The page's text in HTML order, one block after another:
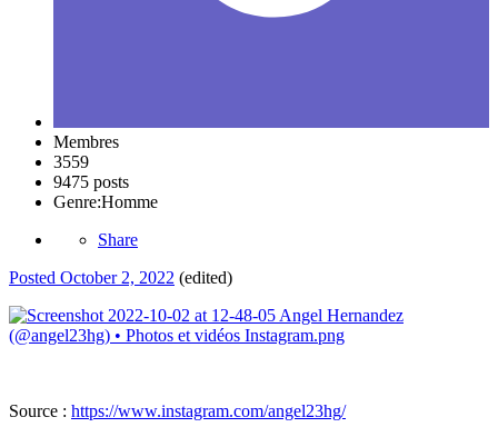
Membres
3559
9475 posts
Genre:Homme
Share
Posted October 2, 2022 (edited)
Source : https://www.instagram.com/angel23hg/